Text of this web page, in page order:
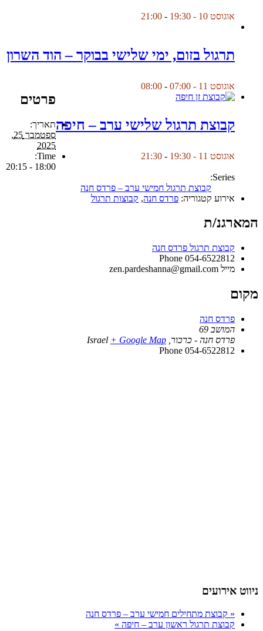
אוגוסט 10 - 19:30 -
21:00
תרגול בזום, ימי שלישי בבוקר – הוד השרון
אוגוסט 11 - 07:00 -
08:00
קבוצת תרגול שלישי ערב – חיפה
אוגוסט 11 - 19:30 -
21:30
פרטים
תאריך:
ספטמבר 25,
2025
Time:
18:00 - 20:15
Series:
קבוצת תרגול חמישי ערב – פרדס חנה
אירוע קטגוריה: פרדס חנה, קבוצות תרגול
המארגנ/ת
קבוצת תרגול פרדס חנה
Phone 054-6522812
מייל zen.pardeshanna@gmail.com
מקום
פרדס חנה
המושב 69
פרדס חנה - כרכור
Israel + Google Map
Phone 054-6522812
ניווט אירועים
« קבוצת מתחילים חמישי ערב – פרדס חנה
קבוצת תרגול ראשון ערב – חיפה »